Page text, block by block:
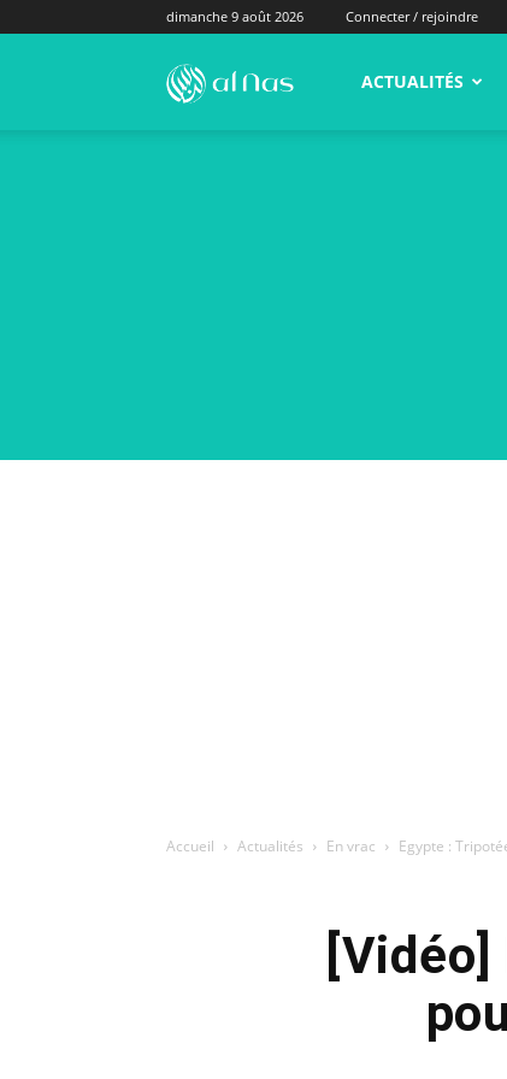
dimanche 9 août 2026 Connecter / rejoindre
alNas.fr ACTUALITÉS
Accueil Actualités En vrac Egypte :